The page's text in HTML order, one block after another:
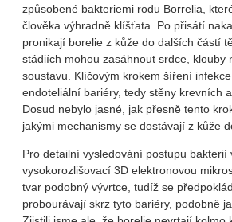
způsobené bakteriemi rodu Borrelia,
člověka výhradně klíšťata. Po přisátí
pronikají borelie z kůže do dalších částí
stádiích mohou zasáhnout srdce, klouby
soustavu. Klíčovým krokem šíření
endoteliální bariéry, tedy stěny krevních
Dosud nebylo jasné, jak přesně tento
jakými mechanismy se dostávají z kůže
Pro detailní vysledování postupu bakterií
vysokorozlišovací 3D elektronovou
tvar podobný vývrtce, tudíž se
probourávají skrz tyto bariéry, podobně